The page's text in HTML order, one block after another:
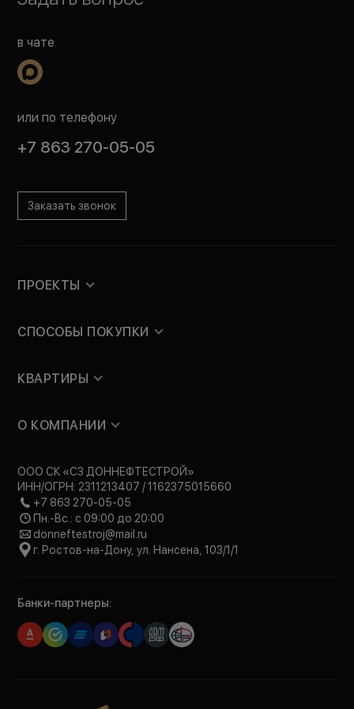
в чате
или по телефону
+7 863 270-05-05
Заказать звонок
ПРОЕКТЫ
СПОСОБЫ ПОКУПКИ
КВАРТИРЫ
О КОМПАНИИ
ООО СК «СЗ ДОННЕФТЕСТРОЙ»
ИНН/ОГРН: 2311213407 / 1162375015660
+7 863 270-05-05
Пн.-Вс.: с 09:00 до 20:00
donneftestroj@mail.ru
г. Ростов-на-Дону, ул. Нансена, 103/1/1
Банки-партнеры: